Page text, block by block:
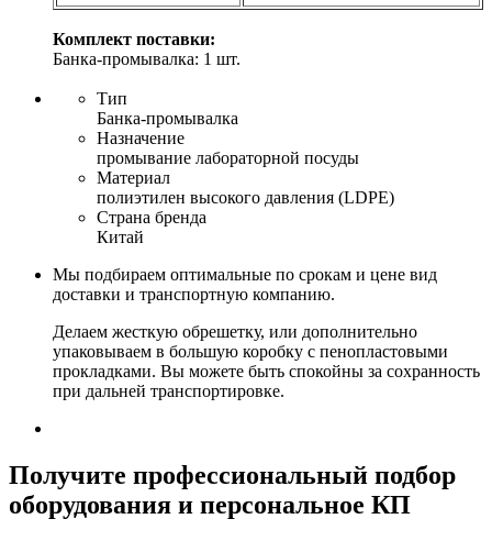
Комплект поставки:
Банка-промывалка: 1 шт.
Тип
Банка-промывалка
Назначение
промывание лабораторной посуды
Материал
полиэтилен высокого давления (LDPE)
Страна бренда
Китай
Мы подбираем оптимальные по срокам и цене вид
доставки и транспортную компанию.
Делаем жесткую обрешетку, или дополнительно
упаковываем в большую коробку с пенопластовыми
прокладками. Вы можете быть спокойны за сохранность
при дальней транспортировке.
Получите профессиональный подбор
оборудования и персональное КП